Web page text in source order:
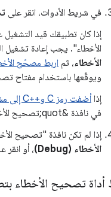
في شريط الأدوات، انقر على
إذا كان تطبيقك قيد
الأخطاء". يجب إعادة تشغيل
الأخطاء، ثم اربط مصحّح
ويوقّعها باستخدام مفتاح
إذاأضفت رمز C وC++‎ إلى مشروعك
في نافذة &quot;تصحيح الأخطاء&quot; لتصحيح أخطاء الرمز البرمجي الأصلي.
إذا لم تكن نافذة "تصحيح
الأخطاء (Debug)
، أو انقر
أداة تصحيح الأخطاء